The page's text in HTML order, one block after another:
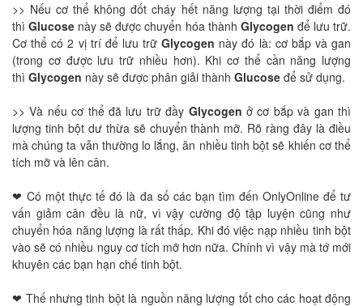
>> Nếu cơ thể không đốt cháy hết năng lượng tại thời điểm đó
thìGlucose này sẽ được chuyển hóa thành Glycogen để lưu trữ.
Cơ thể có 2 vị trí để lưu trữGlycogen này đó là: cơ bắp và gan
(trong cơ được lưu trữ nhiều hơn). Khi cơ thể cần năng lượng
thì Glycogen này sẽ được phân giải thành Glucose để sử dụng.
>> Và nếu cơ thể đã lưu trữ đầy Glycogen ở cơ bắp và gan thì
lượng tinh bột dư thừa sẽ chuyển thành mỡ. Rõ ràng đây là điều
mà chúng ta vẫn thường lo lắng, ăn nhiều tinh bột sẽ khiến cơ thể
tích mỡ và lên cân.
❤ Có một thực tế đó là đa số các bạn tìm đến OnlyOnline để tư
vấn giảm cân đều là nữ, vì vậy cường độ tập luyện cũng như
chuyển hóa năng lượng là rất thấp. Khi đó việc nạp nhiều tinh bột
vào sẽ có nhiều nguy cơ tích mỡ hơn nữa. Chính vì vậy mà tớ mới
khuyên các bạn hạn chế tinh bột.
❤ Thế nhưng tinh bột là nguồn năng lượng tốt cho các hoạt động